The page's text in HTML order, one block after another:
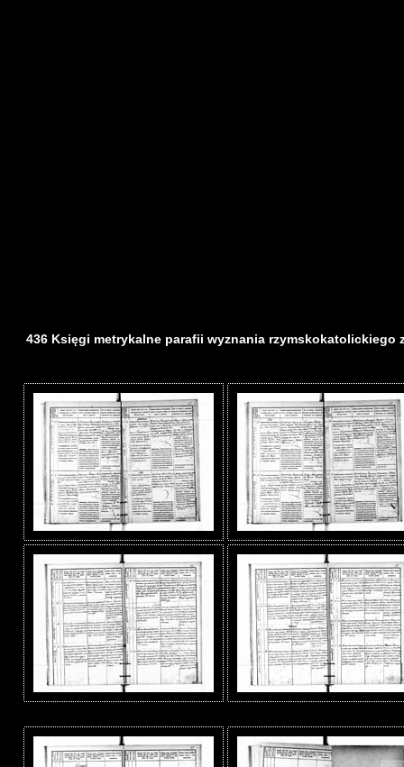
436 Księgi metrykalne parafii wyznania rzymskokatolickiego